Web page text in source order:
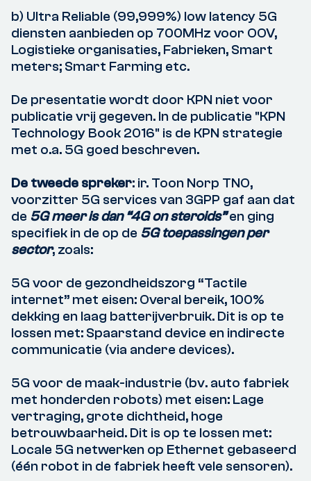
b) Ultra Reliable (99,999%) low latency 5G
diensten aanbieden op 700MHz voor OOV,
Logistieke organisaties, Fabrieken, Smart
meters; Smart Farming etc.
De presentatie wordt door KPN niet voor
publicatie vrij gegeven. In de publicatie "KPN
Technology Book 2016" is de KPN strategie
met o.a. 5G goed beschreven.
De tweede spreker: ir. Toon Norp TNO,
voorzitter 5G services van 3GPP gaf aan dat
de 5G meer is dan “4G on steroids”en ging
specifiek in de op de 5G toepassingen per
sector, zoals:
5G voor de gezondheidszorg “Tactile
internet” met eisen: Overal bereik, 100%
dekking en laag batterijverbruik. Dit is op te
lossen met: Spaarstand device en indirecte
communicatie (via andere devices).
5G voor de maak-industrie (bv. auto fabriek
met honderden robots) met eisen: Lage
vertraging, grote dichtheid, hoge
betrouwbaarheid. Dit is op te lossen met:
Locale 5G netwerken op Ethernet gebaseerd
(één robot in de fabriek heeft vele sensoren).